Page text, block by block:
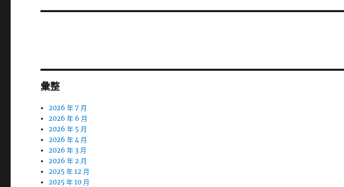
篇
彙整
2026 年 7 月
2026 年 6 月
2026 年 5 月
2026 年 4 月
2026 年 3 月
2026 年 2 月
2025 年 12 月
2025 年 10 月